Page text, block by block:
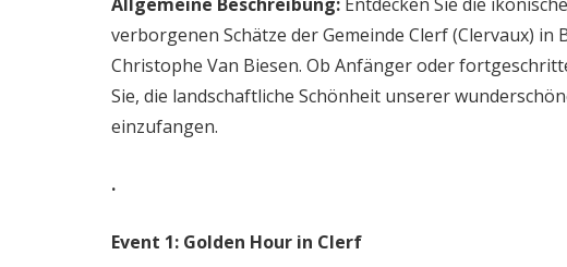
verborgenen Schätze der Gemeinde Clerf (Clervaux)
Christophe Van Biesen. Ob Anfänger oder
Sie, die landschaftliche Schönheit unserer
einzufangen.
.
Event 1: Golden Hour in Clerf